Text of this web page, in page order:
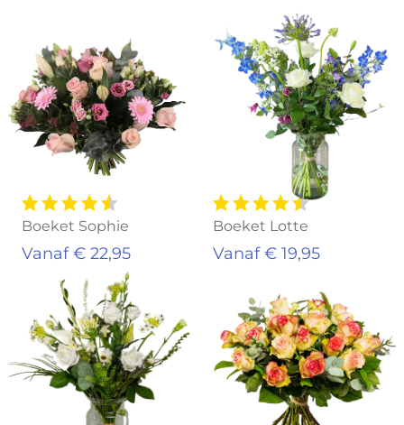
Boeket Sophie
Vanaf € 22,95
Boeket Lotte
Vanaf € 19,95